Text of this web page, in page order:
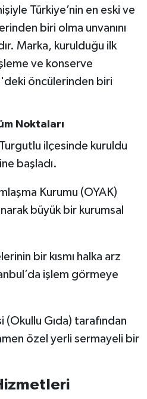
Türkiye’nin en eski ve
biri olma unvanını
Marka, kurulduğu ilk
ve konserve
öncülerinden biri
Noktaları
Turgutlu ilçesinde kuruldu
başladı.
Kurumu (OYAK)
büyük bir kurumsal
bir kısmı halka arz
işlem görmeye
(Okullu Gıda) tarafından
özel yerli sermayeli bir